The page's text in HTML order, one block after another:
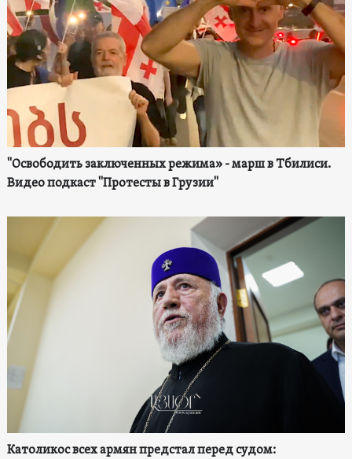
"Освободить заключенных режима» - марш в Тбилиси.
Видео подкаст "Протесты в Грузии"
Католикос всех армян предстал перед судом: